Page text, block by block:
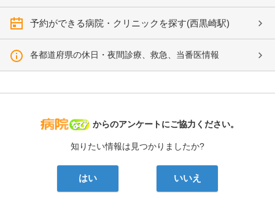
予約ができる病院・クリニックを探す(西黒崎駅)
各都道府県の休日・夜間診療、救急、当番医情報
病院なび
からのアンケートにご協力ください。
知りたい情報は見つかりましたか?
はい いいえ